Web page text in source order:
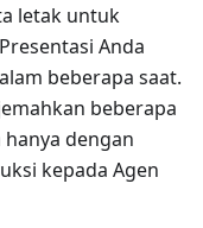
letak untuk
Anda
beberapa saat.
beberapa
dengan
kepada Agen